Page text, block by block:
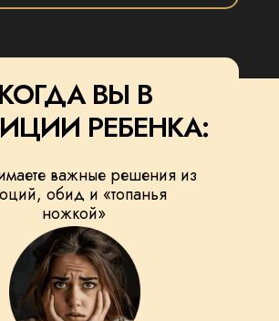
КОГДА ВЫ В
РЕБЕНКА:
важные решения из
обид и «топанья
ножкой»